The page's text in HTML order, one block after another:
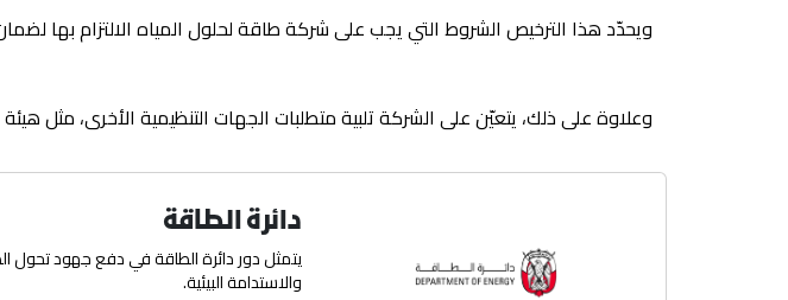
ويحدّد هذا الترخيص الشروط التي يجب على شركة طاقة لحلول المياه الالتزام بها
وعلاوة على ذلك، يتعيّن على الشركة تلبية متطلبات الجهات التنظيمية الأخرى، مثل
دائرة الطاقة
يتمثل دور دائرة الطاقة في دفع جهود تحول
والاستدامة البيئية.